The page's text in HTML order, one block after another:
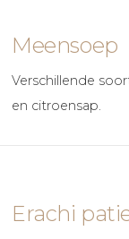
Meensoep
Verschillende
en citroensap.
Erachi